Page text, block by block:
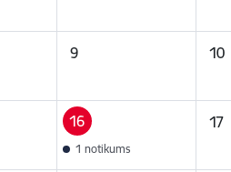
9 10
16
1 notikums
17